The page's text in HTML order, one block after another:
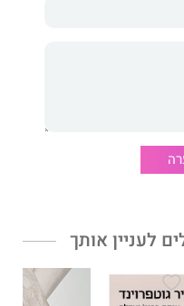
לעניין אותך